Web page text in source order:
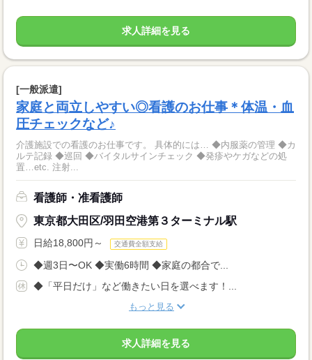
求人詳細を見る
[一般派遣]
家庭と両立しやすい◎看護のお仕事＊体温・血
圧チェックなど♪
介護施設での看護のお仕事です。 具体的には… ◆内服薬の管理 ◆カ
ルテ記録 ◆巡回 ◆バイタルサインチェック ◆発疹やケガなどの処
置…etc. 注射...
看護師・准看護師
東京都大田区/羽田空港第３ターミナル駅
日給18,800円～ 交通費全額支給
◆週3日〜OK ◆実働6時間 ◆家庭の都合で...
◆「平日だけ」など働きたい日を選べます！...
もっと見る
求人詳細を見る